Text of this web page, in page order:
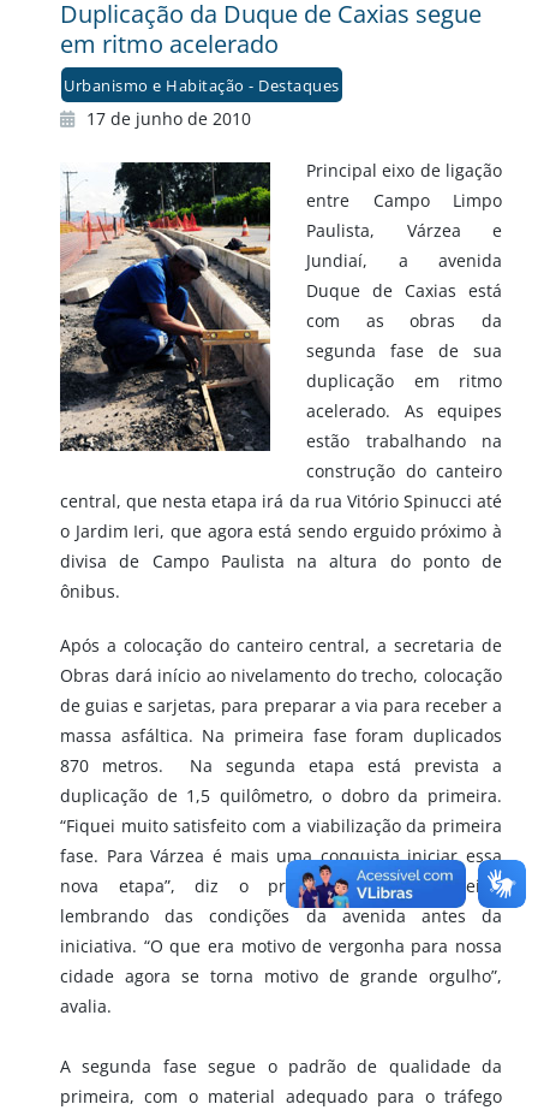
Duplicação da Duque de Caxias segue
em ritmo acelerado
Urbanismo e Habitação - Destaques
17 de junho de 2010
Principal eixo de ligação
entre Campo Limpo
Paulista, Várzea e
Jundiaí, a avenida
Duque de Caxias está
com as obras da
segunda fase de sua
duplicação em ritmo
acelerado. As equipes
estão trabalhando na
construção do canteiro
central, que nesta etapa irá da rua Vitório Spinucci até
o Jardim Ieri, que agora está sendo erguido próximo à
divisa de Campo Paulista na altura do ponto de
ônibus.
Após a colocação do canteiro central, a secretaria de
Obras dará início ao nivelamento do trecho, colocação
de guias e sarjetas, para preparar a via para receber a
massa asfáltica. Na primeira fase foram duplicados
870 metros. Na segunda etapa está prevista a
duplicação de 1,5 quilômetro, o dobro da primeira.
“Fiquei muito satisfeito com a viabilização da primeira
fase. Para Várzea é mais uma conquista iniciar essa
nova etapa”, diz o prefeito Eduardo Pereira,
lembrando das condições da avenida antes da
iniciativa. “O que era motivo de vergonha para nossa
cidade agora se torna motivo de grande orgulho”,
avalia.
A segunda fase segue o padrão de qualidade da
primeira, com o material adequado para o tráfego